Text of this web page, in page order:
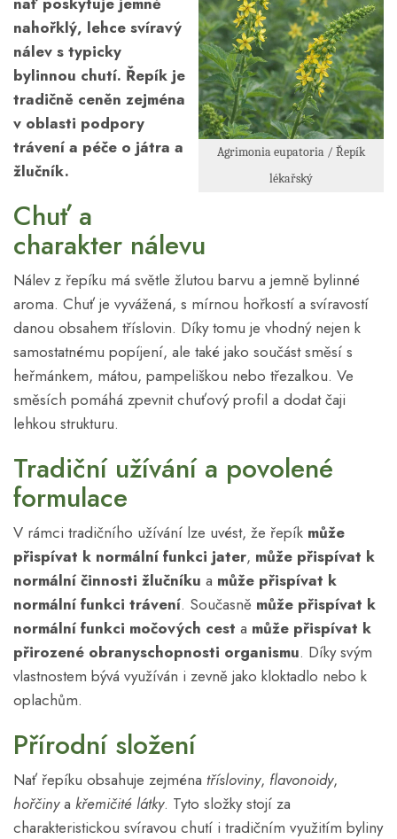
Agrimonia eupatoria / Řepík
lékařský
nahořklý, lehce svíravý
nálev s typicky
bylinnou chutí. Řepík je
tradičně ceněn zejména
v oblasti podpory
trávení a péče o játra a
žlučník.
Chuť a
charakter nálevu
Nálev z řepíku má světle žlutou barvu a jemně bylinné
aroma. Chuť je vyvážená, s mírnou hořkostí a svíravostí
danou obsahem tříslovin. Díky tomu je vhodný nejen k
samostatnému popíjení, ale také jako součást směsí s
heřmánkem, mátou, pampeliškou nebo třezalkou. Ve
směsích pomáhá zpevnit chuťový profil a dodat čaji
lehkou strukturu.
Tradiční užívání a povolené
formulace
V rámci tradičního užívání lze uvést, že řepík může
přispívat k normální funkci jater, může přispívat k
normální činnosti žlučníku a může přispívat k
normální funkci trávení. Současně může přispívat k
normální funkci močových cest a může přispívat k
přirozené obranyschopnosti organismu. Díky svým
vlastnostem bývá využíván i zevně jako kloktadlo nebo k
oplachům.
Přírodní složení
Nať řepíku obsahuje zejména třísloviny, flavonoidy,
hořčinya křemičité látky. Tyto složky stojí za
charakteristickou svíravou chutí i tradičním využitím byliny